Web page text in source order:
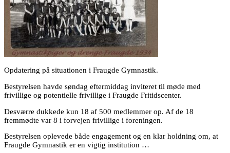
Opdatering på situationen i Fraugde Gymnastik.
Bestyrelsen havde søndag eftermiddag inviteret til møde med
frivillige og potentielle frivillige i Fraugde Fritidscenter.
Desværre dukkede kun 18 af 500 medlemmer op. Af de 18
fremmødte var 8 i forvejen frivillige i foreningen.
Bestyrelsen oplevede både engagement og en klar holdning om, at
Fraugde Gymnastik er en vigtig institution …